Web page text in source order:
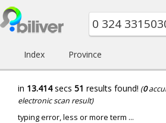
Index Province
in 13.414secs 51 results found! (0
electronic scan result)
typing error, less or more term ...